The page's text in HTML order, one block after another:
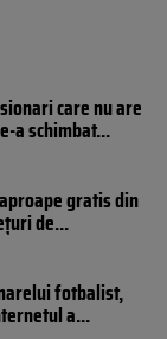
care nu are
a schimbat...
gratis din
de...
fotbalist,
a...